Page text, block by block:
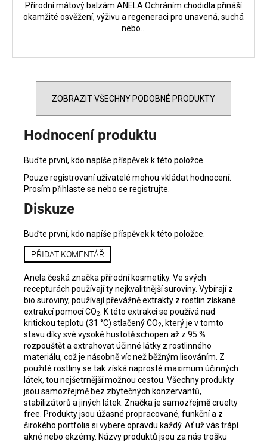
Přírodní mátový balzám ANELA Ochráním chodidla přináší
okamžité osvěžení, výživu a regeneraci pro unavená, suchá
nebo...
ZOBRAZIT VŠECHNY PODOBNÉ PRODUKTY
Hodnocení produktu
Buďte první, kdo napíše příspěvek k této položce.
Pouze registrovaní uživatelé mohou vkládat hodnocení.
Prosím přihlaste se nebo se registrujte
Diskuze
Buďte první, kdo napíše příspěvek k této položce.
PŘIDAT KOMENTÁŘ
Anela česká značka přírodní kosmetiky. Ve svých
recepturách používají ty nejkvalitnější suroviny. Vybírají z
bio suroviny, používají převážně extrakty z rostlin získané
extrakcí pomocí CO2
. K této extrakci se používá nad
kritickou teplotu (31 °C) stlačený CO2, který je v tomto
stavu díky své vysoké hustotě schopen až z 95 %
rozpouštět a extrahovat účinné látky z rostlinného
materiálu, což je násobně víc než běžným lisováním. Z
použité rostliny se tak získá naprosté maximum účinných
látek, tou nejšetrnější možnou cestou. Všechny produkty
jsou samozřejmě bez zbytečných konzervantů,
stabilizátorů a jiných látek. Značka je samozřejmě cruelty
free. Produkty jsou úžasné propracované, funkční a z
širokého portfolia si vybere opravdu každý. Ať už vás trápí
akné nebo ekzémy. Názvy produktů jsou za nás trošku